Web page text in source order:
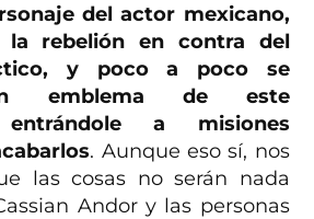
del actor mexicano,
rebelión en contra del
y poco a poco se
emblema de este
entrándole a misiones
. Aunque eso sí, nos
las cosas no serán nada
Andor y las personas